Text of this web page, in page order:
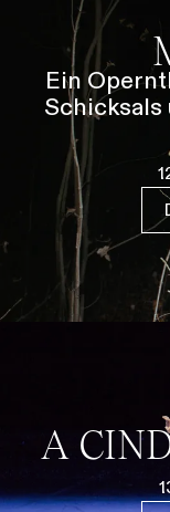
Ein
Schicksals
A